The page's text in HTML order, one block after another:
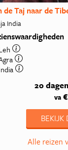
de Taj naar de
India
20 dagen
va
BEKIJK
Alle reizen